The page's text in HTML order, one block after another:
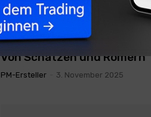
WIRTSCHAFT
Von Schätzen und Römern
PM-Ersteller 3. November 2025